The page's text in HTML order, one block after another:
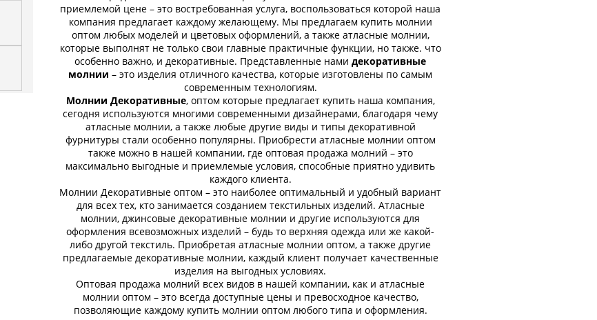
приемлемой цене – это востребованная услуга, воспользоваться которой наша
компания предлагает каждому желающему. Мы предлагаем купить молнии
оптом любых моделей и цветовых оформлений, а также атласные молнии,
которые выполнят не только свои главные практичные функции, но также. что
особенно важно, и декоративные. Представленные нами декоративные
молнии – это изделия отличного качества, которые изготовлены по самым
современным технологиям.
Молнии Декоративные, оптом которые предлагает купить наша компания,
сегодня используются многими современными дизайнерами, благодаря чему
атласные молнии, а также любые другие виды и типы декоративной
фурнитуры стали особенно популярны. Приобрести атласные молнии оптом
также можно в нашей компании, где оптовая продажа молний – это
максимально выгодные и приемлемые условия, способные приятно удивить
каждого клиента.
Молнии Декоративные оптом – это наиболее оптимальный и удобный вариант
для всех тех, кто занимается созданием текстильных изделий. Атласные
молнии, джинсовые декоративные молнии и другие используются для
оформления всевозможных изделий – будь то верхняя одежда или же какой-
либо другой текстиль. Приобретая атласные молнии оптом, а также другие
предлагаемые декоративные молнии, каждый клиент получает качественные
изделия на выгодных условиях.
Оптовая продажа молний всех видов в нашей компании, как и атласные
молнии оптом – это всегда доступные цены и превосходное качество,
позволяющие каждому купить молнии оптом любого типа и оформления.